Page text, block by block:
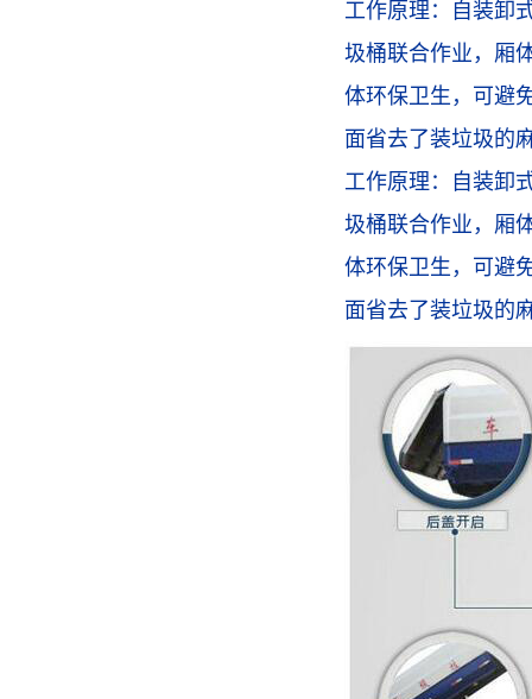
工作原理：
自装卸
圾桶联合作业，厢
体环保卫生，可避
面省去了装垃圾的
工作原理：
自装卸
圾桶联合作业，厢
体环保卫生，可避
面省去了装垃圾的